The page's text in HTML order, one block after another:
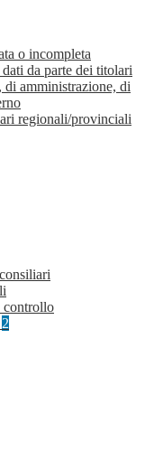
o incompleta
da parte dei titolari
amministrazione, di
regionali/provinciali
controllo
2